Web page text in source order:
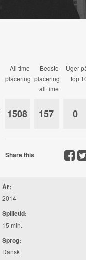
All time
placering
Bedste
placering
all time
Uger
top
1508 157 0
Share this
År:
2014
Spilletid:
15 min.
Sprog:
Dansk